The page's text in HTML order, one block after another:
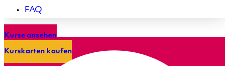
FAQ
Kurse ansehen
Kurskarten kaufen